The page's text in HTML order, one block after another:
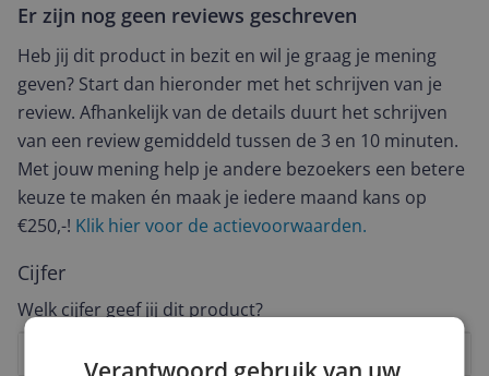
Er zijn nog geen reviews geschreven
Heb jij dit product in bezit en wil je graag je mening
geven? Start dan hieronder met het schrijven van je
review. Afhankelijk van de details duurt het schrijven
van een review gemiddeld tussen de 3 en 10 minuten.
Met jouw mening help je andere bezoekers een betere
keuze te maken én maak je iedere maand kans op
€250,-! Klik hier voor de actievoorwaarden.
Cijfer
Welk cijfer geef jij dit product?